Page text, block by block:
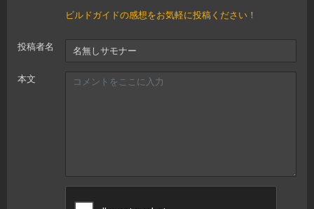
ビルドガイドの感想をお気軽に投稿ください！
投稿者名
本文